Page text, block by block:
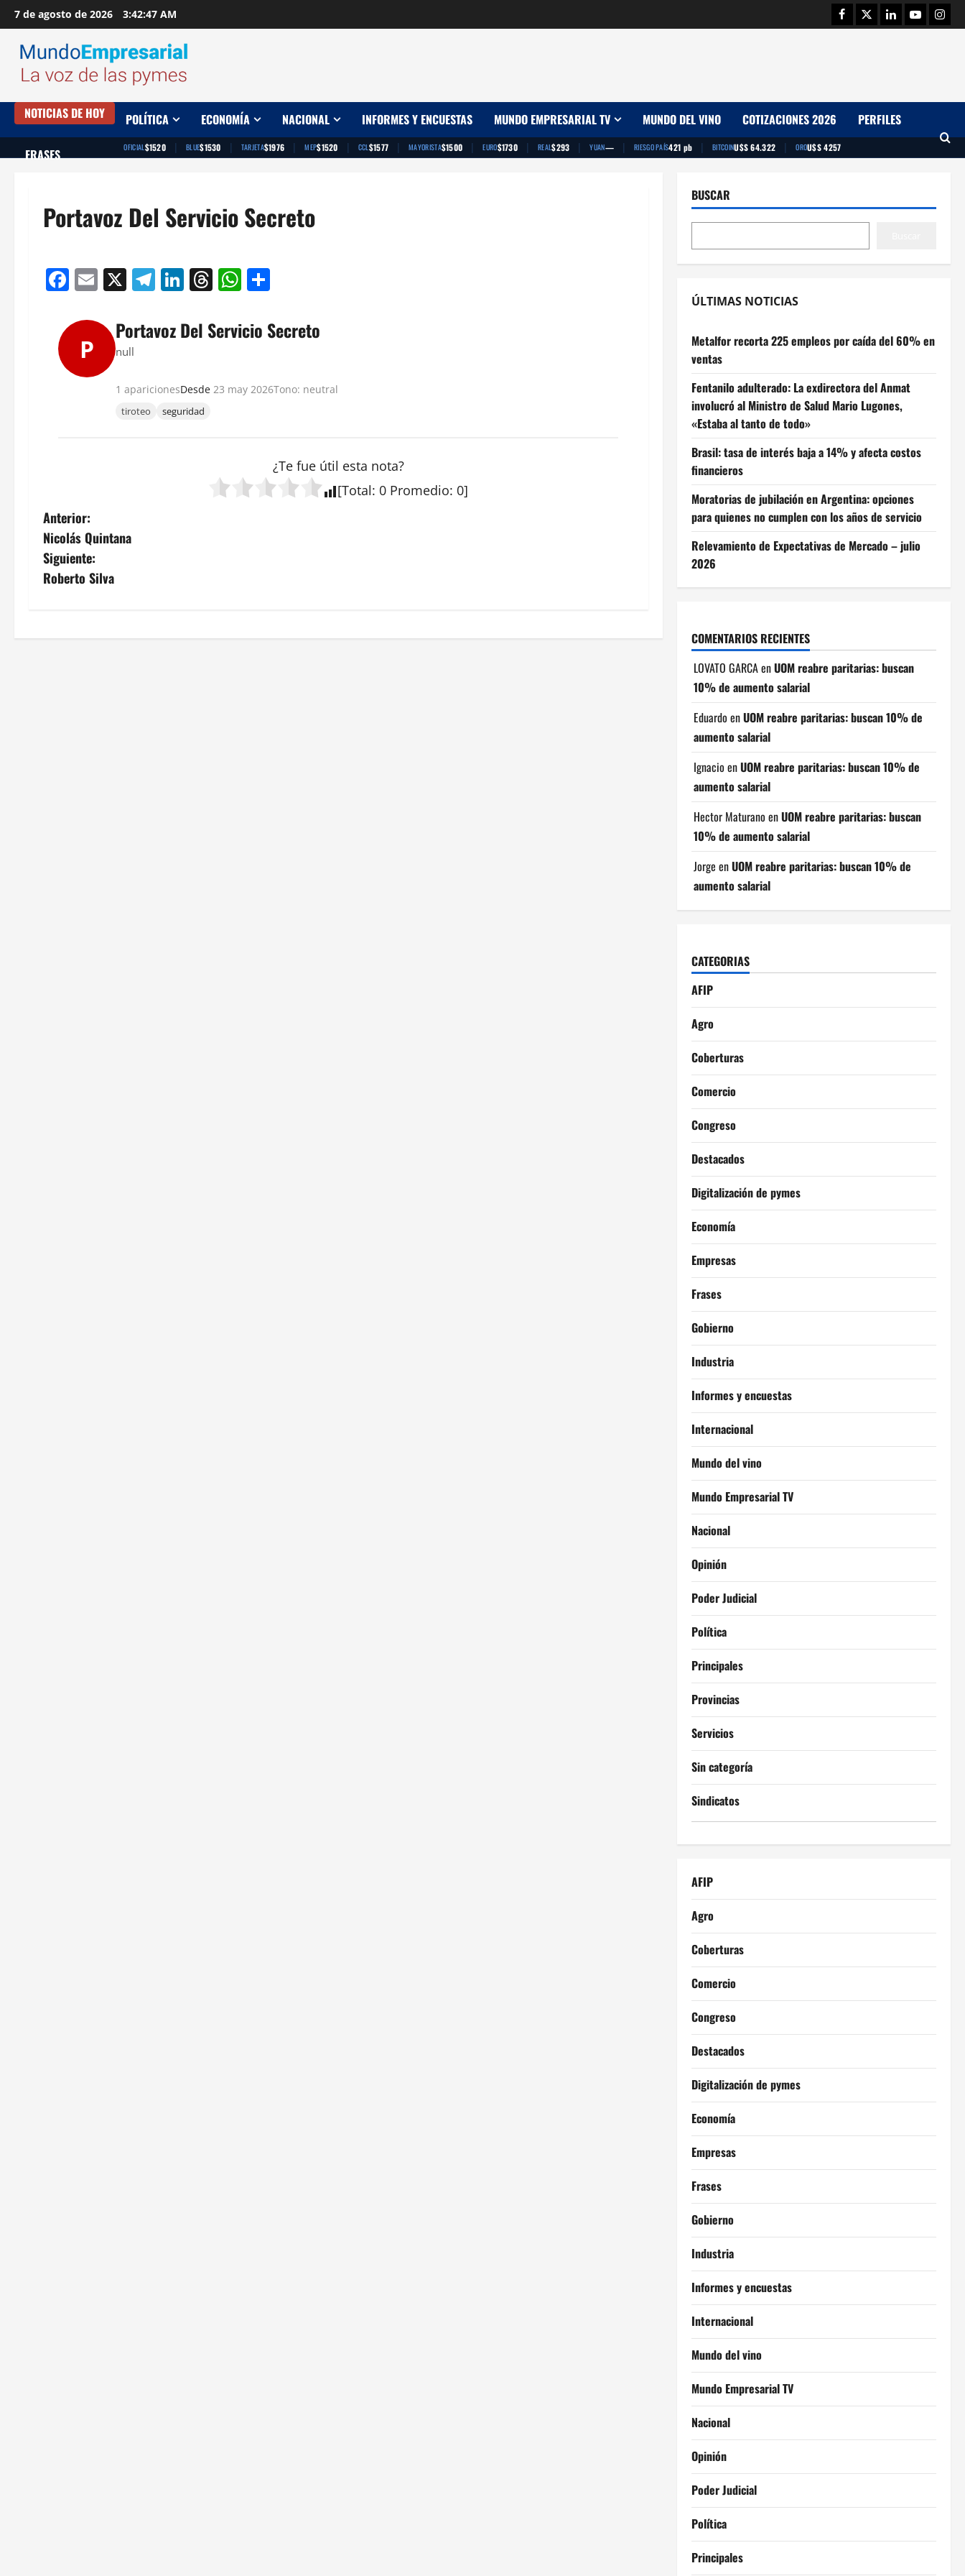
Saltar
al
contenido
7 de agosto de 2026 3:42:48 AM Facebook
TwitterLinkedinYoutube
NOTICIAS DE HOY POLÍTICA ECONOMÍA NACIONAL INFORMES Y ENCUESTAS MUNDO EMPRESARIAL TV MUNDO DEL VINO COTIZACIONES 2026 PERFILES
FRASES OFICIAL$1520 | BLUE$1530 | TARJETA$1976 | MEP$1520 | CCL$1577 | MAYORISTA$1500 | EURO$1730 | REAL$293 | YUAN— | RIESGO PAÍS421 pb | BITCOINU$S 64.322 | OROU$S 4257
Portavoz Del Servicio Secreto
Facebook
Email
X Telegram
LinkedIn
Threads
WhatsApp
P
Portavoz Del Servicio Secreto
null
1 aparicionesDesde 23 may 2026Tono: neutral
tiroteo seguridad
¿Te fue útil esta nota?
[Total: 0 Promedio: 0]
N
a
v
g
Anterior:
Nicolás Quintana
Siguiente:
Roberto Silva
BUSCAR
ÚLTIMAS NOTICIAS
Metalfor recorta 225 empleos por caída del 60% en
ventas
Fentanilo adulterado: La exdirectora del Anmat
involucró al Ministro de Salud Mario Lugones,
«Estaba al tanto de todo»
Brasil: tasa de interés baja a 14% y afecta costos
financieros
Moratorias de jubilación en Argentina: opciones
para quienes no cumplen con los años de servicio
Relevamiento de Expectativas de Mercado – julio
2026
COMENTARIOS RECIENTES
LOVATO GARCAenUOM reabre paritarias: buscan
10% de aumento salarial
Eduardo enUOM reabre paritarias: buscan 10% de
aumento salarial
Ignacio enUOM reabre paritarias: buscan 10% de
aumento salarial
Hector Maturano enUOM reabre paritarias: buscan
10% de aumento salarial
Jorge enUOM reabre paritarias: buscan 10% de
aumento salarial
CATEGORIAS
AFIP
Agro
Coberturas
Comercio
Congreso
Destacados
Digitalización de pymes
Economía
Empresas
Frases
Gobierno
Industria
Informes y encuestas
Internacional
Mundo del vino
Mundo Empresarial TV
Nacional
Opinión
Poder Judicial
Política
Principales
Provincias
Servicios
Sin categoría
Sindicatos
AFIP
Agro
Coberturas
Comercio
Congreso
Destacados
Digitalización de pymes
Economía
Empresas
Frases
Gobierno
Industria
Informes y encuestas
Internacional
Mundo del vino
Mundo Empresarial TV
Nacional
Opinión
Poder Judicial
Política
Principales